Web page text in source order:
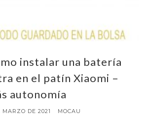
instalar una batería
en el patín Xiaomi –
autonomía
MARZO DE 2021 MOCAU